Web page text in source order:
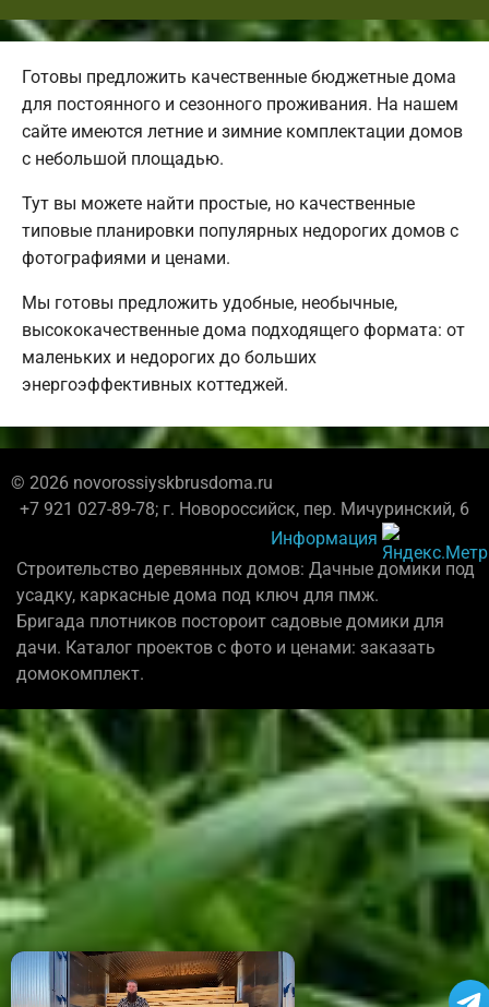
Готовы предложить качественные бюджетные дома
для постоянного и сезонного проживания. На нашем
сайте имеются летние и зимние комплектации домов
с небольшой площадью.
Тут вы можете найти простые, но качественные
типовые планировки популярных недорогих домов с
фотографиями и ценами.
Мы готовы предложить удобные, необычные,
высококачественные дома подходящего формата: от
маленьких и недорогих до больших
энергоэффективных коттеджей.
© 2026 novorossiyskbrusdoma.ru
+7 921 027-89-78; г. Новороссийск, пер. Мичуринский, 6
Информация
Строительство деревянных домов: Дачные домики под
усадку, каркасные дома под ключ для пмж.
Бригада плотников постороит садовые домики для
дачи. Каталог проектов с фото и ценами: заказать
домокомплект.